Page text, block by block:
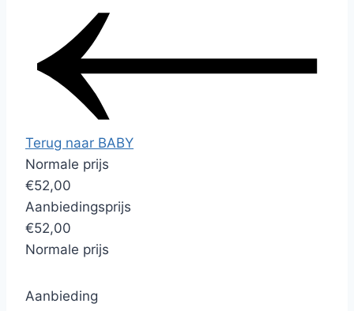
Terug naar BABY
Normale prijs
€52,00
Aanbiedingsprijs
€52,00
Normale prijs
Aanbieding